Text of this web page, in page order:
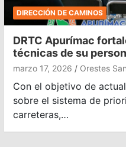
DIRECCIÓN DE CAMINOS
DRTC Apurímac
técnicas de su
marzo 17, 2026 Orestes
Con el objetivo de
sobre el sistema de
carreteras,…